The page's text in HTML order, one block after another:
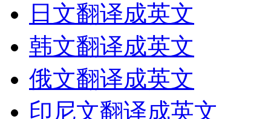
日文翻译成英文
韩文翻译成英文
俄文翻译成英文
印尼文翻译成英文